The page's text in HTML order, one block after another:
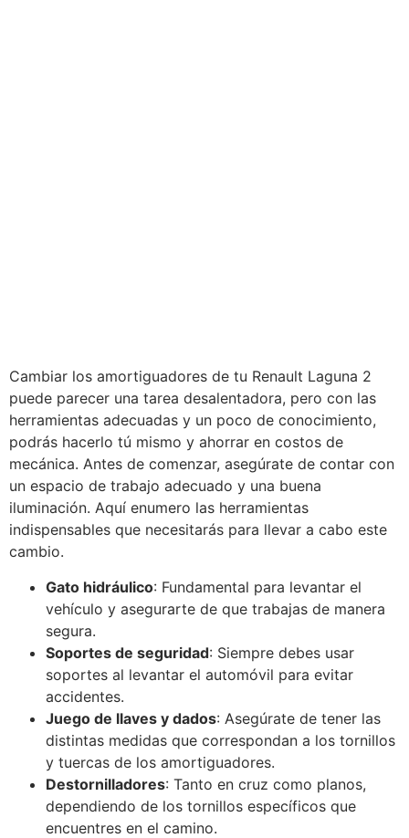
Cambiar los amortiguadores de tu Renault Laguna 2
puede parecer una tarea desalentadora, pero con las
herramientas adecuadas y un poco de conocimiento,
podrás hacerlo tú mismo y ahorrar en costos de
mecánica. Antes de comenzar, asegúrate de contar con
un espacio de trabajo adecuado y una buena
iluminación. Aquí enumero las herramientas
indispensables que necesitarás para llevar a cabo este
cambio.
Gato hidráulico: Fundamental para levantar el
vehículo y asegurarte de que trabajas de manera
segura.
Soportes de seguridad: Siempre debes usar
soportes al levantar el automóvil para evitar
accidentes.
Juego de llaves y dados: Asegúrate de tener las
distintas medidas que correspondan a los tornillos
y tuercas de los amortiguadores.
Destornilladores: Tanto en cruz como planos,
dependiendo de los tornillos específicos que
encuentres en el camino.